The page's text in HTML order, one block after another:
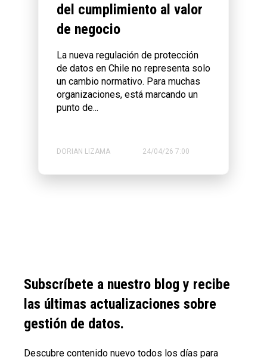
del cumplimiento al valor
de negocio
La nueva regulación de protección
de datos en Chile no representa solo
un cambio normativo. Para muchas
organizaciones, está marcando un
punto de...
DORIAN LIZAMA 24/04/26 7:00
Subscríbete a nuestro blog y recibe
las últimas actualizaciones sobre
gestión de datos.
Descubre contenido nuevo todos los días para